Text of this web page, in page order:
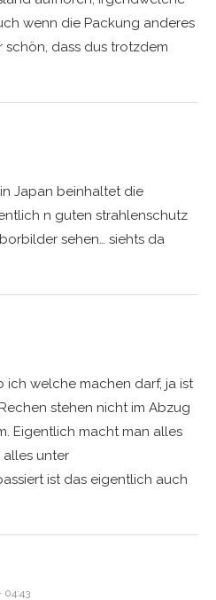
wenn die Packung anderes
schön, dass dus trotzdem
Japan beinhaltet die
n guten strahlenschutz
sehen… siehts da
ich welche machen darf, ja ist
stehen nicht im Abzug
Eigentlich macht man alles
unter
ist das eigentlich auch
04:43